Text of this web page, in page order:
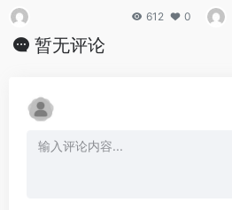
612 0
暂无评论